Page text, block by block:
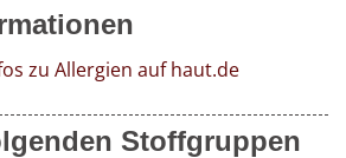
zu Allergien auf haut.de
Stoffgruppen